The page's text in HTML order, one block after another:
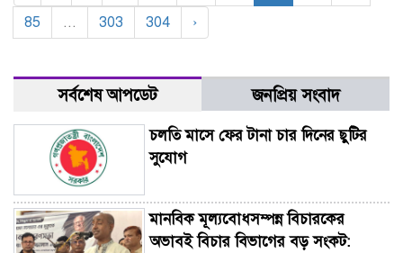
85
... 303 304 ›
সর্বশেষ আপডেট জনপ্রিয় সংবাদ
চলতি মাসে ফের টানা চার দিনের ছুটির
সুযোগ
মানবিক মূল্যবোধসম্পন্ন বিচারকের
অভাবই বিচার বিভাগের বড় সংকট: